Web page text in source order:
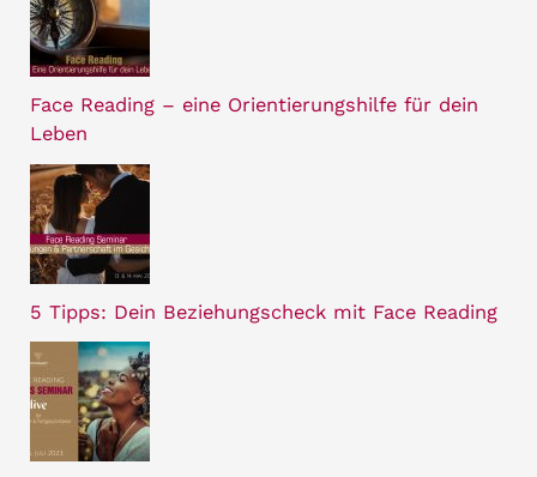
Face Reading – eine Orientierungshilfe für dein
Leben
5 Tipps: Dein Beziehungscheck mit Face Reading